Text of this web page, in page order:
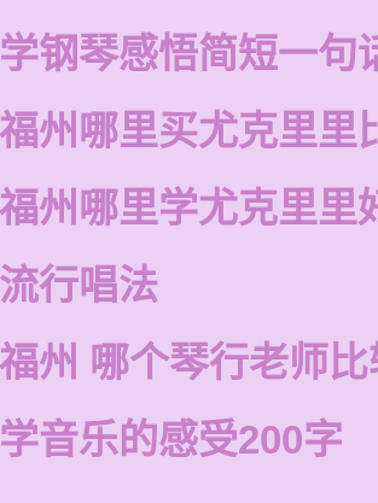
学钢琴感悟简短一句
福州哪里买尤克里里
福州哪里学尤克里里
流行唱法
福州 哪个琴行老师
学音乐的感受200字